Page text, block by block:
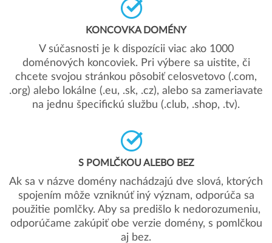
KONCOVKA DOMÉNY
V súčasnosti je k dispozícii viac ako 1000
doménových koncoviek. Pri výbere sa uistite, či
chcete svojou stránkou pôsobiť celosvetovo (.com,
.org) alebo lokálne (.eu, .sk, .cz), alebo sa zameriavate
na jednu špecifickú službu (.club, .shop, .tv).
S POMLČKOU ALEBO BEZ
Ak sa v názve domény nachádzajú dve slová, ktorých
spojením môže vzniknúť iný význam, odporúča sa
použitie pomlčky. Aby sa predišlo k nedorozumeniu,
odporúčame zakúpiť obe verzie domény, s pomlčkou
aj bez.